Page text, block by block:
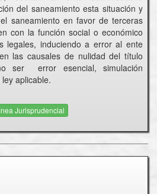
del saneamiento esta situación y
saneamiento en favor de terceras
con la función social o económico
legales, induciendo a error al ente
las causales de nulidad del título
ser error esencial, simulación
aplicable.
Jurisprudencial